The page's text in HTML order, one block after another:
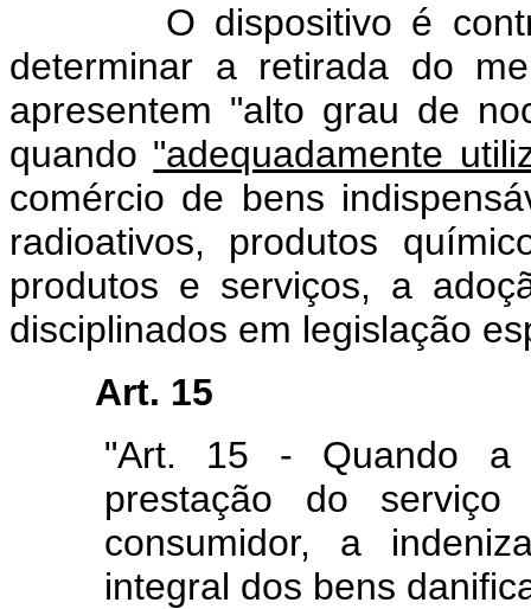
O dispositivo é
determinar a retirada do
apresentem "alto grau de
quando "adequadamente
comércio de bens
radioativos, produtos
produtos e serviços, a
disciplinados em legislação
Art. 15
"Art. 15 - Quando a
prestação do
consumidor, a
integral dos bens